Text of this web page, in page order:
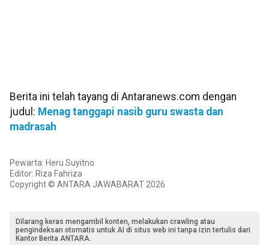
Berita ini telah tayang di Antaranews.com dengan
judul: Menag tanggapi nasib guru swasta dan
madrasah
Pewarta: Heru Suyitno
Editor: Riza Fahriza
Copyright © ANTARA JAWABARAT 2026
Dilarang keras mengambil konten, melakukan crawling atau
pengindeksan otomatis untuk AI di situs web ini tanpa izin tertulis dari
Kantor Berita ANTARA.